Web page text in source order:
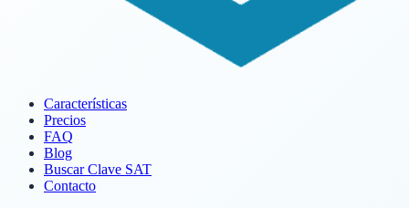
Características
Precios
FAQ
Blog
Buscar Clave SAT
Contacto